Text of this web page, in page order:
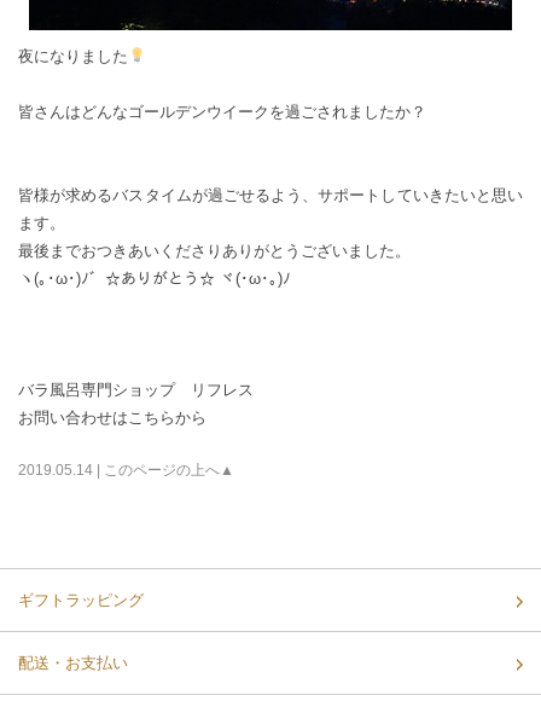
夜になりました
皆さんはどんなゴールデンウイークを過ごされましたか？
皆様が求めるバスタイムが過ごせるよう、サポートしていきたいと思い
ます。
最後までおつきあいくださりありがとうございました。
ヽ(｡･ω･)ﾉ゛☆ありがとう☆ ヾ(･ω･｡)ﾉ
バラ風呂専門ショップ リフレス
お問い合わせはこちらから
2019.05.14 | このページの上へ▲
ギフトラッピング
配送・お支払い